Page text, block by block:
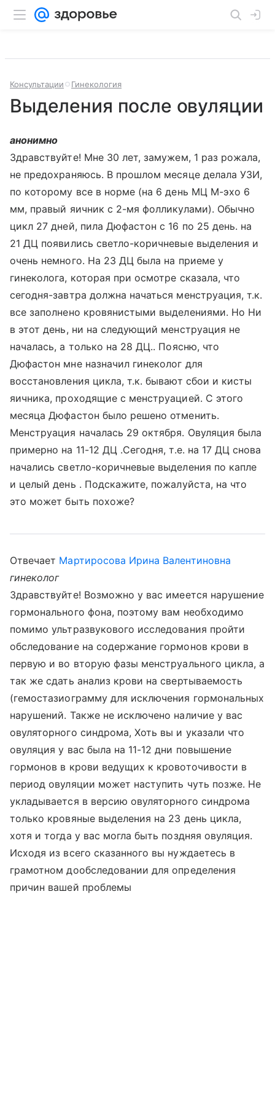
Консультации Гинекология
Выделения после овуляции
анонимно
Здравствуйте! Мне 30 лет, замужем, 1 раз рожала,
не предохраняюсь. В прошлом месяце делала УЗИ,
по которому все в норме (на 6 день МЦ М-эхо 6
мм, правый яичник с 2-мя фолликулами). Обычно
цикл 27 дней, пила Дюфастон с 16 по 25 день. на
21 ДЦ появились светло-коричневые выделения и
очень немного. На 23 ДЦ была на приеме у
гинеколога, которая при осмотре сказала, что
сегодня-завтра должна начаться менструация, т.к.
все заполнено кровянистыми выделениями. Но Ни
в этот день, ни на следующий менструация не
началась, а только на 28 ДЦ.. Поясню, что
Дюфастон мне назначил гинеколог для
восстановления цикла, т.к. бывают сбои и кисты
яичника, проходящие с менструацией. С этого
месяца Дюфастон было решено отменить.
Менструация началась 29 октября. Овуляция была
примерно на 11-12 ДЦ .Сегодня, т.е. на 17 ДЦ снова
начались светло-коричневые выделения по капле
и целый день . Подскажите, пожалуйста, на что
это может быть похоже?
Отвечает Мартиросова Ирина Валентиновна
гинеколог
Здравствуйте! Возможно у вас имеется нарушение
гормонального фона, поэтому вам необходимо
помимо ультразвукового исследования пройти
обследование на содержание гормонов крови в
первую и во вторую фазы менструального цикла, а
так же сдать анализ крови на свертываемость
(гемостазиограмму для исключения гормональных
нарушений. Также не исключено наличие у вас
овуляторного синдрома, Хоть вы и указали что
овуляция у вас была на 11-12 дни повышение
гормонов в крови ведущих к кровоточивости в
период овуляции может наступить чуть позже. Не
укладывается в версию овуляторного синдрома
только кровяные выделения на 23 день цикла,
хотя и тогда у вас могла быть поздняя овуляция.
Исходя из всего сказанного вы нуждаетесь в
грамотном дообследовании для определения
причин вашей проблемы